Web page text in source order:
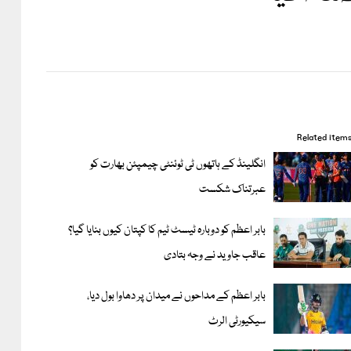
Related items
انگلینڈ کے ہاتھوں ٹی ٹوئنٹی چیمپئن بھارت کو
عبرتناک شکست
بابر اعظم کو دوبارہ ٹیسٹ ٹیم کا کپتان کیوں بنایا گیا؟
عاقب جاوید نے وجہ بتادی
بابر اعظم کے مداحوں نے میدان پر دھاوا بول دیا،
سیکیورٹی الرٹ